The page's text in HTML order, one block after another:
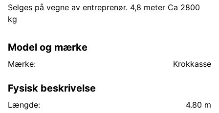
Selges på vegne av entreprenør. 4,8 meter Ca 2800
kg
Model og mærke
Mærke: Krokkasse
Fysisk beskrivelse
Længde:
4.80 m